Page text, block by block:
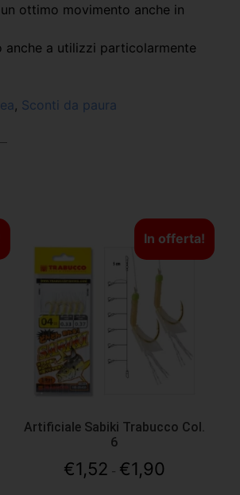
ottimo movimento anche in
anche a utilizzi particolarmente
, Sconti da paura
In offerta!
Artificiale Sabiki Trabucco Col.
6
€1,52 - €1,90